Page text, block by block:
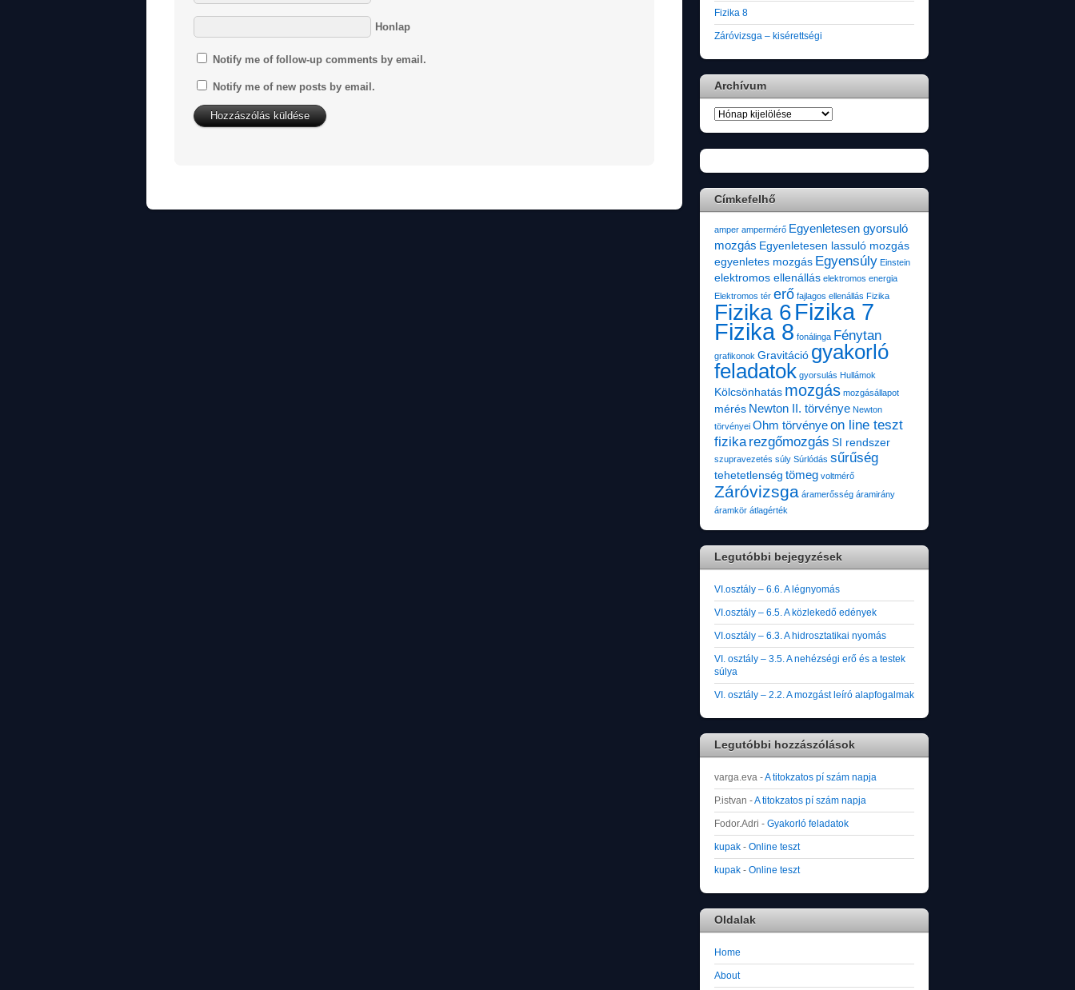
Honlap
Notify me of follow-up comments by email.
Notify me of new posts by email.
Fizika 8
Záróvizsga – kisérettségi
Archívum
Archívum
Címkefelhő
amper ampermérő Egyenletesen gyorsuló
mozgás Egyenletesen lassuló mozgás
egyenletes mozgás Egyensúly Einstein
elektromos ellenállás elektromos energia
Elektromos tér erő fajlagos ellenállás Fizika
Fizika 6Fizika 7
Fizika 8 fonálinga Fénytan
grafikonok Gravitáció gyakorló
feladatok gyorsulás Hullámok
Kölcsönhatás mozgás mozgásállapot
mérés Newton II. törvénye Newton
törvényei Ohm törvényeon line teszt
fizika rezgőmozgás SI rendszer
szupravezetés súly Súrlódás sűrűség
tehetetlenség tömeg voltmérő
Záróvizsga áramerősség áramirány
áramkör átlagérték
Legutóbbi bejegyzések
VI.osztály – 6.6. A légnyomás
VI.osztály – 6.5. A közlekedő edények
VI.osztály – 6.3. A hidrosztatikai nyomás
VI. osztály – 3.5. A nehézségi erő és a testek
súlya
VI. osztály – 2.2. A mozgást leíró alapfogalmak
Legutóbbi hozzászólások
varga.eva -A titokzatos pí szám napja
P.istvan -A titokzatos pí szám napja
Fodor.Adri - Gyakorló feladatok
kupak - Online teszt
kupak - Online teszt
Oldalak
Home
About